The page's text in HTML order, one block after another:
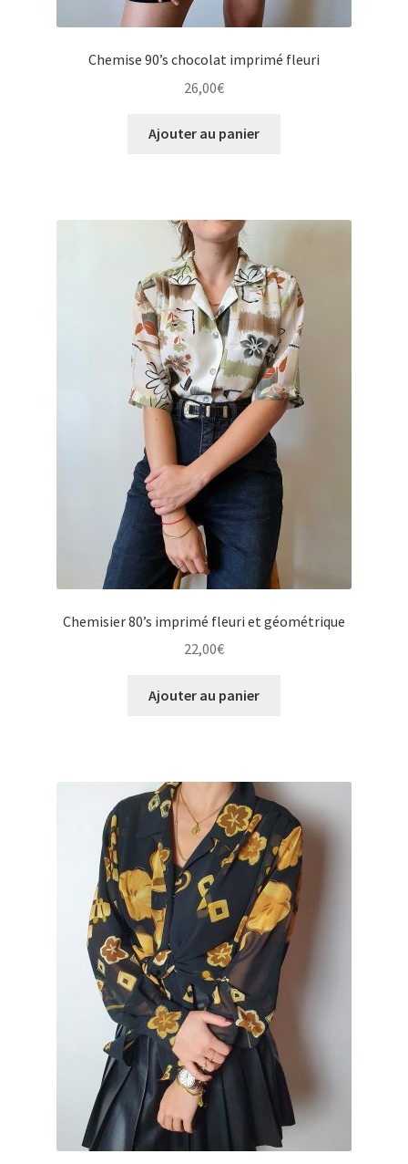
Chemise 90’s chocolat imprimé fleuri
26,00€
Ajouter au panier
Chemisier 80’s imprimé fleuri et géométrique
22,00€
Ajouter au panier